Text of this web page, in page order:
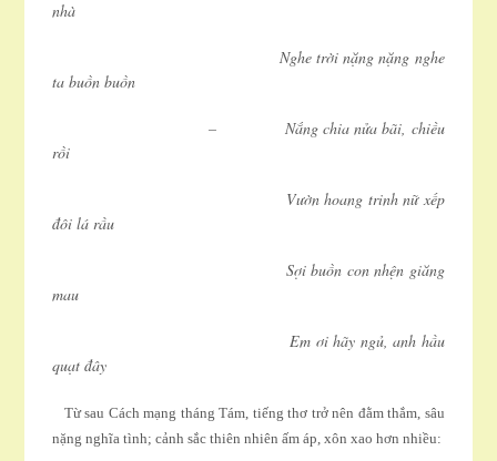
nhà
Nghe trời nặng nặng nghe
ta buồn buồn
– Nắng chia nửa bãi, chiều
rồi
Vườn hoang trinh nữ xếp
đôi lá rầu
Sợi buồn con nhện giăng
mau
Em ơi hãy ngủ, anh hầu
quạt đây
Từ sau Cách mạng tháng Tám, tiếng thơ trở nên đằm thắm, sâu
nặng nghĩa tình; cảnh sắc thiên nhiên ấm áp, xôn xao hơn nhiều: